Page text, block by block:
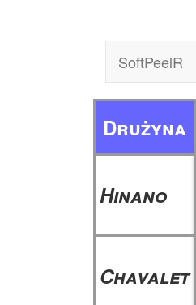
SoftPeelR
Drużyna
Hinano
Chavalet